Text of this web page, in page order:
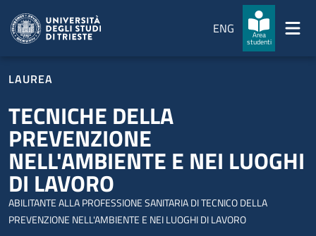
ENG
Area
studenti
LAUREA
TECNICHE DELLA
PREVENZIONE
NELL'AMBIENTE E NEI LUOGHI
DI LAVORO
ABILITANTE ALLA PROFESSIONE SANITARIA DI TECNICO DELLA
PREVENZIONE NELL'AMBIENTE E NEI LUOGHI DI LAVORO